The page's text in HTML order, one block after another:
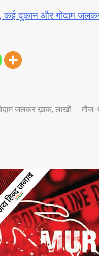
कई दुकान और गोदाम
जलकर ख़ाक, लाखों
मौज-